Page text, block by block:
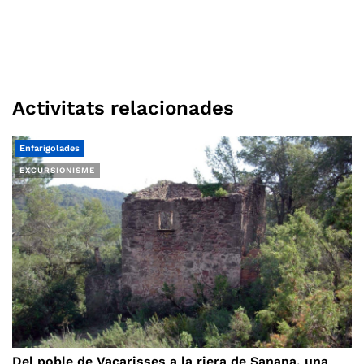
Activitats relacionades
EXCURSIONISME
Enfarigolades